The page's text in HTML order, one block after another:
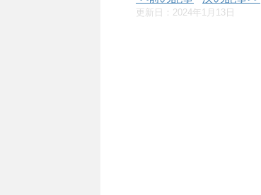
更新日： 2024年1月13日